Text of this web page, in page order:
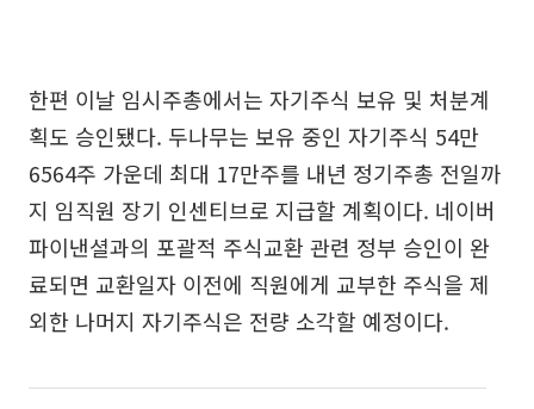
한편 이날 임시주총에서는 자기주식 보유 및 처분계
획도 승인됐다. 두나무는 보유 중인 자기주식 54만
6564주 가운데 최대 17만주를 내년 정기주총 전일까
지 임직원 장기 인센티브로 지급할 계획이다. 네이버
파이낸셜과의 포괄적 주식교환 관련 정부 승인이 완
료되면 교환일자 이전에 직원에게 교부한 주식을 제
외한 나머지 자기주식은 전량 소각할 예정이다.